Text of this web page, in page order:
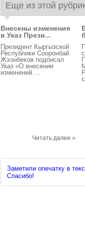
Еще из этой
Внесены изменения
в Указ Прези...
Президент Кыргызской
Республики Сооронбай
Жээнбеков подписал
Указ «О внесении
изменений ...
Читать далее »
Заметили опечатку в
Спасибо!